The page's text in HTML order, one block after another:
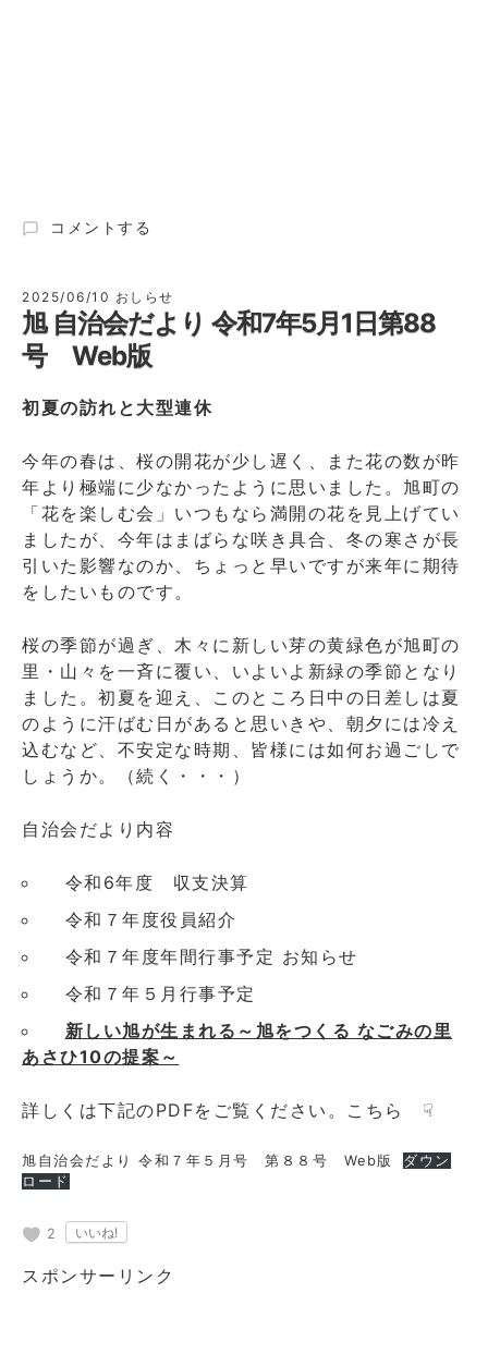
旭
会
だ
よ
和
年
6
月
2
日
第
89
Web
に
コメントする
2025/06/10 おしらせ
旭 自治会だより 令和7年5月1日第88
号 Web版
初夏の訪れと大型連休
今年の春は、桜の開花が少し遅く、また花の数が昨
年より極端に少なかったように思いました。旭町の
「花を楽しむ会」いつもなら満開の花を見上げてい
ましたが、今年はまばらな咲き具合、冬の寒さが長
引いた影響なのか、ちょっと早いですが来年に期待
をしたいものです。
桜の季節が過ぎ、木々に新しい芽の黄緑色が旭町の
里・山々を一斉に覆い、いよいよ新緑の季節となり
ました。初夏を迎え、このところ日中の日差しは夏
のように汗ばむ日があると思いきや、朝夕には冷え
込むなど、不安定な時期、皆様には如何お過ごしで
しょうか。（続く・・・）
自治会だより内容
令和6年度 収支決算
令和７年度役員紹介
令和７年度年間行事予定 お知らせ
令和７年５月行事予定
新しい旭が生まれる～旭をつくる なごみの里
あさひ10の提案～
詳しくは下記のPDFをご覧ください。こちら ☟
旭自治会だより 令和７年５月号 第８８号 Web版
ダウン
ロード
2
スポンサーリンク